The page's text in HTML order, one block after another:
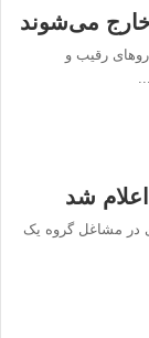
می‌شوند
رقیب و
شد
در مشاغل گروه یک